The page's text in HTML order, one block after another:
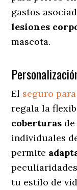
gastos
lesiones
mascota.
El seguro
regala la
coberturas
individuales
permite
peculiaridades
tu estilo de